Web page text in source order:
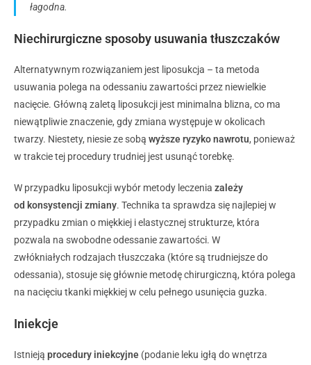
łagodna.
Niechirurgiczne sposoby usuwania tłuszczaków
Alternatywnym rozwiązaniem jest liposukcja – ta metoda
usuwania polega na odessaniu zawartości przez niewielkie
nacięcie. Główną zaletą liposukcji jest minimalna blizna, co ma
niewątpliwie znaczenie, gdy zmiana występuje w okolicach
twarzy. Niestety, niesie ze sobą wyższe ryzyko nawrotu, ponieważ
w trakcie tej procedury trudniej jest usunąć torebkę.
W przypadku liposukcji wybór metody leczenia zależy
od konsystencji zmiany. Technika ta sprawdza się najlepiej w
przypadku zmian o miękkiej i elastycznej strukturze, która
pozwala na swobodne odessanie zawartości. W
zwłókniałych rodzajach tłuszczaka (które są trudniejsze do
odessania), stosuje się głównie metodę chirurgiczną, która polega
na nacięciu tkanki miękkiej w celu pełnego usunięcia guzka.
Iniekcje
Istnieją procedury iniekcyjne (podanie leku igłą do wnętrza